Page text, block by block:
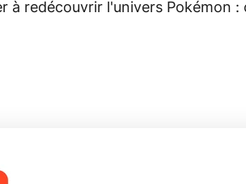
à redécouvrir l'univers Pokémon